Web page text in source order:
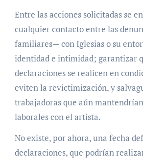
Entre las acciones solicitadas se
cualquier contacto entre las
familiares— con Iglesias o su
identidad e intimidad; garantizar
declaraciones se realicen en
eviten la revictimización, y
trabajadoras que aún
laborales con el artista.
No existe, por ahora, una fecha
declaraciones, que podrían